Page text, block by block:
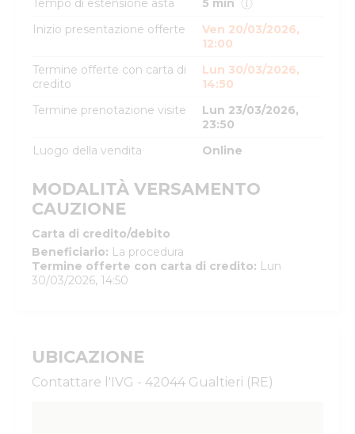
Tempo di estensione asta
5 min
Inizio presentazione offerte
Ven 20/03/2026,
12:00
Termine offerte con carta di
credito
Lun 30/03/2026,
14:50
Termine prenotazione visite
Lun 23/03/2026,
23:50
Luogo della vendita
Online
MODALITÀ VERSAMENTO
CAUZIONE
Carta di credito/debito
Beneficiario: La procedura
Termine offerte con carta di credito: Lun
30/03/2026, 14:50
UBICAZIONE
Contattare l'IVG - 42044 Gualtieri (RE)